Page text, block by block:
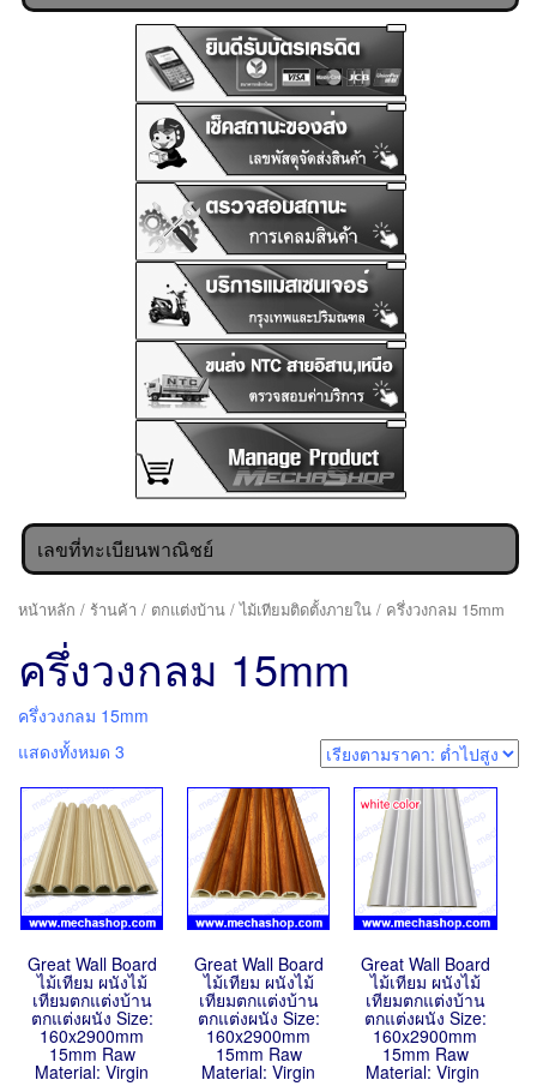
เลขที่ทะเบียนพาณิชย์
หน้าหลัก / ร้านค้า / ตกแต่งบ้าน /ไม้เทียมติดตั้งภายใน / ครึ่งวงกลม 15mm
ครึ่งวงกลม 15mm
ครึ่งวงกลม 15mm
แสดงทั้งหมด 3
Great Wall Board
ไม้เทียม ผนังไม้
เทียมตกแต่งบ้าน
ตกแต่งผนัง Size:
160x2900mm
15mm Raw
Material: Virgin
Great Wall Board
ไม้เทียม ผนังไม้
เทียมตกแต่งบ้าน
ตกแต่งผนัง Size:
160x2900mm
15mm Raw
Material: Virgin
Great Wall Board
ไม้เทียม ผนังไม้
เทียมตกแต่งบ้าน
ตกแต่งผนัง Size:
160x2900mm
15mm Raw
Material: Virgin